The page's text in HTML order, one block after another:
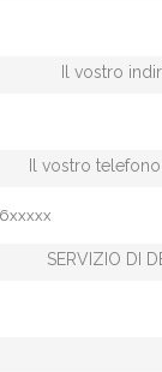
Il vostro
Il vostro
SERVIZIO DI